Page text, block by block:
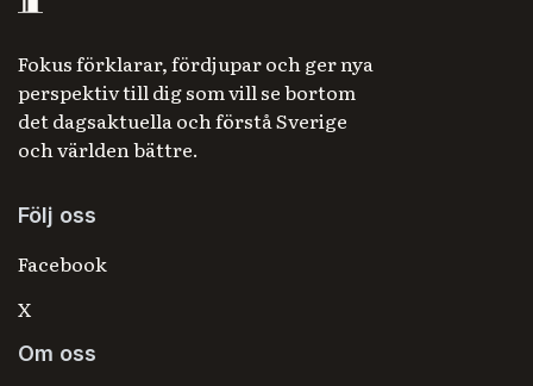
Fokus förklarar, fördjupar och ger nya
perspektiv till dig som vill se bortom
det dagsaktuella och förstå Sverige
och världen bättre.
Följ oss
Facebook
X
Om oss